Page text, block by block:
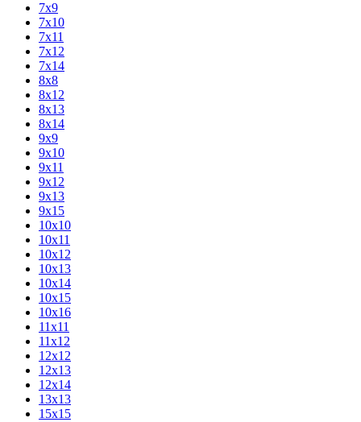
7х9
7х10
7х11
7х12
7х14
8х8
8х12
8х13
8х14
9х9
9х10
9х11
9х12
9х13
9х15
10х10
10х11
10х12
10х13
10х14
10х15
10х16
11х11
11х12
12х12
12х13
12х14
13х13
15х15